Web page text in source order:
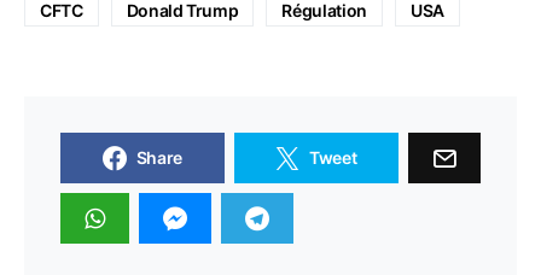
CFTC Donald Trump Régulation USA
Share Tweet